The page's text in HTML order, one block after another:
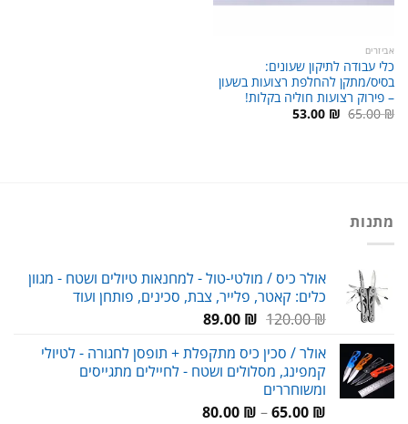
אביזרים
כלי עבודה לתיקון שעונים:
בסיס/מתקן להחלפת רצועות בשעון
– פירוק רצועות חוליה בקלות!
65.00₪ המחיר53.00 ₪ המחיר
מתנות
אולר כיס / מולטי-טול - למחנאות טיולים ושטח - מגוון
כלים: קאטר, פלייר, צבת, סכינים, פותחן ועוד
120.00₪
המחיר
היה:
120.00 ₪.
89.00 ₪
המחיר
הוא:
89.00 ₪.
אולר / סכין כיס מתקפלת + תופסן לחגורה - לטיולי
קמפינג, מסלולים ושטח - לחיילים מתגייסים
ומשוחררים
65.00 ₪
–
80.00 ₪
טווח